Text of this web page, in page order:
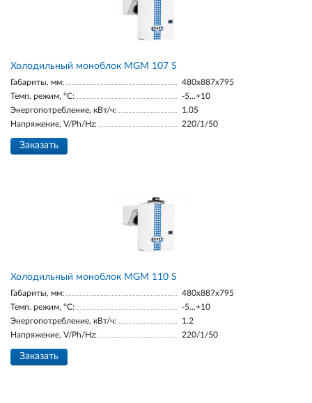
Холодильный моноблок MGM 107 S
Габариты, мм:
480x887x795
Темп. режим, °С:
-5...+10
Энергопотребление, кВт/ч:
1.05
Напряжение, V/Ph/Hz:
220/1/50
Заказать
Холодильный моноблок MGM 110 S
Габариты, мм:
480x887x795
Темп. режим, °С:
-5...+10
Энергопотребление, кВт/ч:
1.2
Напряжение, V/Ph/Hz:
220/1/50
Заказать